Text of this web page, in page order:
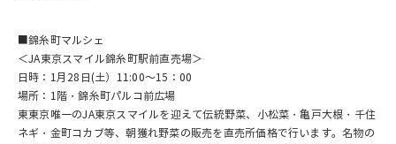
■錦糸町マルシェ
＜JA東京スマイル錦糸町駅前直売場＞
日時：1月28日(土）11:00～15：00
場所：1階・錦糸町パルコ前広場
東東京唯一のJA東京スマイルを迎えて伝統野菜、小松菜・亀戸大根・千住
ネギ・金町コカブ等、朝獲れ野菜の販売を直売所価格で行います。名物の